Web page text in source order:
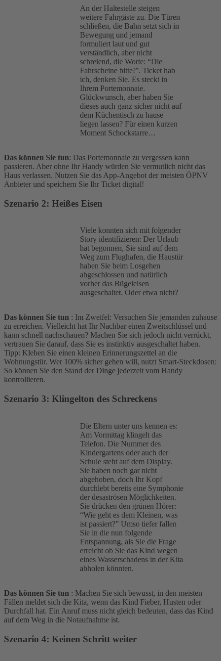
An der Haltestelle steigen
weitere Fahrgäste zu. Die Türen
schließen, die Bahn setzt sich in
Bewegung und jemand
formuliert laut und gut
verständlich, aber nicht
schreiend, die Worte: “Die
Fahrscheine bitte!”. Ticket hab
ich, denken Sie. Es steckt in
Ihrem Portemonnaie.
Glückwunsch, aber haben Sie
dieses auch ganz sicher nicht auf
dem Küchentisch zu hause
liegen lassen? Für einen kurzen
Moment Schockstarre…
Das können Sie tun: Das Portemonnaie zu vergessen kann
passieren. Aber ohne Ihr Handy würden Sie vermutlich nicht das
Haus verlassen. Nutzen Sie das App-Angebot der meisten ÖPNV
Anbieter und speichern Sie Ihr Ticket digital!
Szenario 2: Heißes Eisen
Viele konnten sich mit folgender
Story identifizieren: Der Urlaub
hat begonnen, Sie sind auf dem
Weg zum Flughafen, die Haustür
haben Sie beim Losgehen
abgeschlossen und natürlich
vorher das Bügeleisen
ausgeschaltet. Oder etwa nicht?
Das können Sie tun : Im Zweifel: Versuchen Sie jemanden zuhause
zu erreichen. Vielleicht hat Ihr Nachbar einen Zweitschlüssel und
kann schnell nachschauen? Machen Sie sich jedoch nicht verrückt,
vertrauen Sie darauf, dass Sie es instinktiv ausgeschaltet haben.
Tipp: Kleben Sie einen kleinen Erinnerungszettel an die
Wohnungstür. Wer 100% sicher gehen will, nutzt Smart-Steckdosen:
So können Sie den Stand der Dinge jederzeit vom Handy
kontrollieren.
Szenario 3: Klingelton des Schreckens
Die Eltern unter uns kennen es:
Am Vormittag klingelt das
Telefon. Die Nummer des
Kindergartens oder auch der
Schule steht auf dem Display.
Sie haben noch gar nicht
abgehoben, doch Ihr Kopf
durchlebt bereits eine Symphonie
der desaströsen Möglichkeiten.
Sie drücken den grünen Hörer:
“Wie geht es dem Kleinen, was
ist passiert?” Umso tiefer fallen
Sie in die nun folgende
Entspannung, als Sie die Frage
erreicht ob Sie das Kind wegen
eines Wasserschadens in der Kita
abholen könnten.
Das können Sie tun : Machen Sie sich bewusst, in den meisten
Fällen meldet sich die Kita, wenn das Kind Fieber, Husten oder
Durchfall hat. Ein Anruf muss nicht gleich bedeuten, dass das Kind
auf dem Weg in die Notaufnahme ist.
Szenario 4: Keinen Schritt weiter